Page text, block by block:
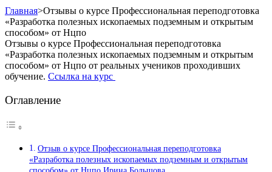
Главная>Отзывы о курсе Профессиональная переподготовка
«Разработка полезных ископаемых подземным и открытым
способом» от Нцпо
Отзывы о курсе Профессиональная переподготовка
«Разработка полезных ископаемых подземным и открытым
способом» от Нцпо от реальных учеников проходивших
обучение. Ссылка на курс
Оглавление
Отзыв о курсе Профессиональная переподготовка
«Разработка полезных ископаемых подземным и открытым